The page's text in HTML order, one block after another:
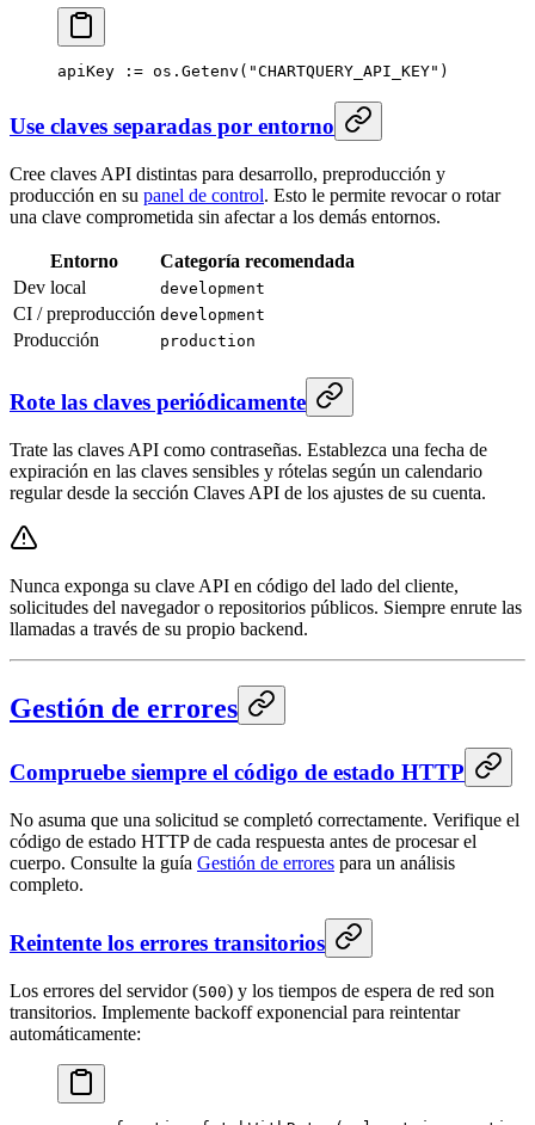
apiKey := os. Getenv ( "CHARTQUERY_API_KEY" )
Use claves separadas por entorno
Cree claves API distintas para desarrollo, preproducción y
producción en su panel de control. Esto le permite revocar o rotar
una clave comprometida sin afectar a los demás entornos.
Entorno
Categoría recomendada
Dev local
development
CI / preproducción development
Producción production
Rote las claves periódicamente
Trate las claves API como contraseñas. Establezca una fecha de
expiración en las claves sensibles y rótelas según un calendario
regular desde la sección Claves API de los ajustes de su cuenta.
Nunca exponga su clave API en código del lado del cliente,
solicitudes del navegador o repositorios públicos. Siempre enrute las
llamadas a través de su propio backend.
Gestión de errores
Compruebe siempre el código de estado HTTP
No asuma que una solicitud se completó correctamente. Verifique el
código de estado HTTP de cada respuesta antes de procesar el
cuerpo. Consulte la guía Gestión de errores para un análisis
completo.
Reintente los errores transitorios
Los errores del servidor (500) y los tiempos de espera de red son
transitorios. Implemente backoff exponencial para reintentar
automáticamente: